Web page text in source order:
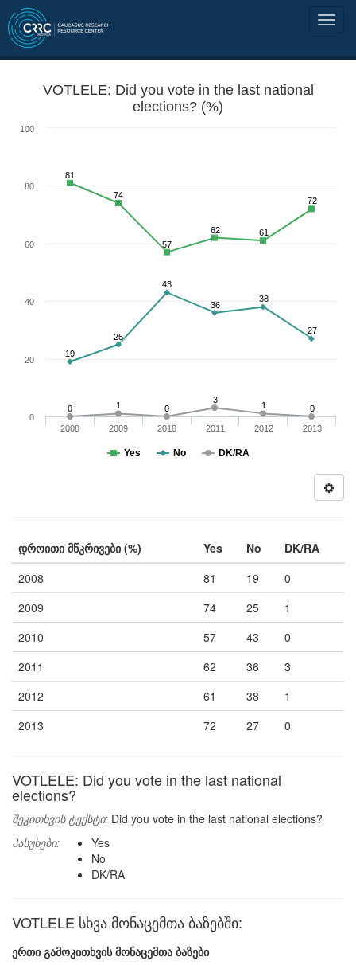
VOTLELE: Did you vote in the last national
elections? (%)
0 1 0
3
1 0
19
25
43
36
38
27
81
74
57
62 61
72
Yes No DK/RA
2008 2009 2010 2011 2012 2013
0
20
40
60
80
100
დროითი მწკრივები (%) Yes No
DK/RA
2008
81 19
0
2009
74 25
1
2010
57 43
0
2011
62 36
3
2012
61 38
1
2013
72 27 0
VOTLELE: Did you vote in the last national
elections?
შეკითხვის ტექსტი: Did you vote in the last national elections?
პასუხები:
Yes
No
DK/RA
VOTLELE სხვა მონაცემთა ბაზებში:
ერთი გამოკითხვის მონაცემთა ბაზები